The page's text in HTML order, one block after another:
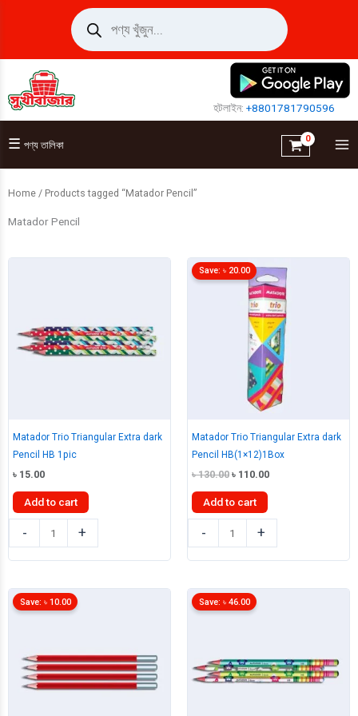
Products
search
হটলাইন:+8801781790596
☰ পণ্য তালিকা
Home / Products tagged “Matador Pencil”
Matador Pencil
Matador Trio Triangular Extra dark
Pencil HB 1pic
৳ 15.00
Add to cart
-
Trio
Triangular
dark
Pencil
quantity
+
Matador Trio Triangular Extra dark
Pencil HB(1×12)1Box
৳130.00 Original
was:
৳ 130.00.
৳ 110.00Current
Save: ৳ 20.00
Add to cart
-
Trio
Triangular
dark
Pencil
+
Save: ৳ 10.00 Save: ৳ 46.00